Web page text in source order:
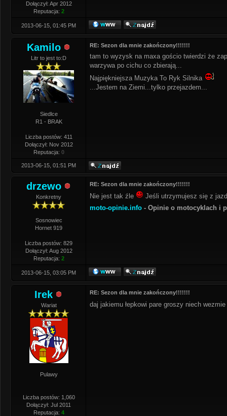
Dołączył: Apr 2012
Reputacja: 2
2013-06-15, 01:45 PM
Kamilo
Litr to jest to:D
Siedlce
R1 - BRAK
Liczba postów: 411
Dołączył: Nov 2012
Reputacja: 0
RE: Sezon dla mnie zakończony!!!!!!!
tam to wyzysk na maxa gościo twierdzi że
warzywa po cichu co zbierają...
Najpiękniejsza Muzyka To Ryk Silnika
...Jestem na Ziemi...tylko przejazdem...
2013-06-15, 01:51 PM
drzewo
Konkretny
Sosnowiec
Hornet 919
Liczba postów: 829
Dołączył: Aug 2012
Reputacja: 2
RE: Sezon dla mnie zakończony!!!!!!!
Nie jest tak źle
Jeśli utrzymujesz się z
moto-opinie.info - Opinie o motocyklach i
2013-06-15, 03:05 PM
Irek
Wariat
Pulawy
Liczba postów: 1,060
Dołączył: Jul 2011
Reputacja: 4
RE: Sezon dla mnie zakończony!!!!!!!
daj jakiemu łepkowi pare groszy niech